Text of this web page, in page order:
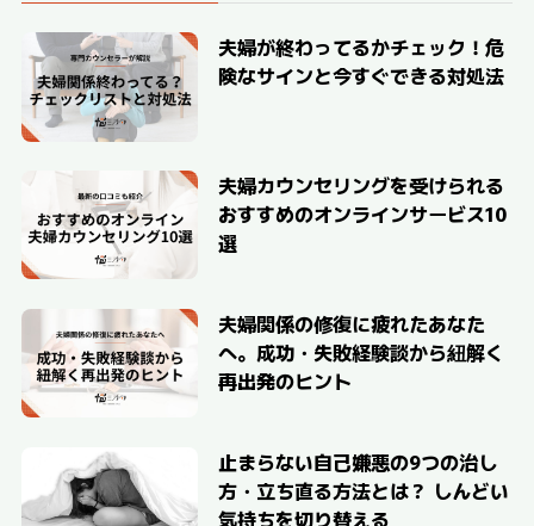
夫婦が終わってるかチェック！危
険なサインと今すぐできる対処法
夫婦カウンセリングを受けられる
おすすめのオンラインサービス10
選
夫婦関係の修復に疲れたあなた
へ。成功・失敗経験談から紐解く
再出発のヒント
止まらない自己嫌悪の9つの治し
方・立ち直る方法とは？ しんどい
気持ちを切り替える